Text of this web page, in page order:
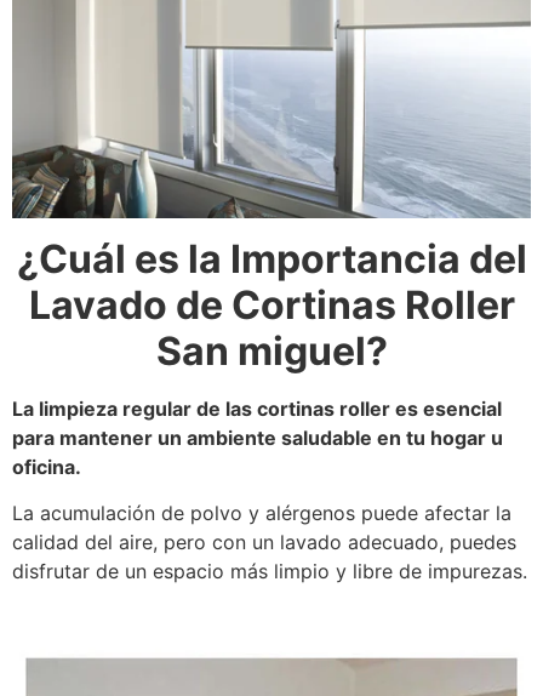
¿Cuál es la Importancia del
Lavado de Cortinas Roller
San miguel?
La limpieza regular de las cortinas roller es esencial
para mantener un ambiente saludable en tu hogar u
oficina.
La acumulación de polvo y alérgenos puede afectar la
calidad del aire, pero con un lavado adecuado, puedes
disfrutar de un espacio más limpio y libre de impurezas.